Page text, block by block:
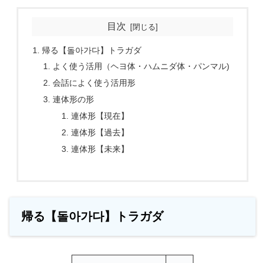
目次
帰る【돌아가다】トラガダ
よく使う活用（ヘヨ体・ハムニダ体・パンマル)
会話によく使う活用形
連体形の形
連体形【現在】
連体形【過去】
連体形【未来】
帰る【돌아가다】トラガダ